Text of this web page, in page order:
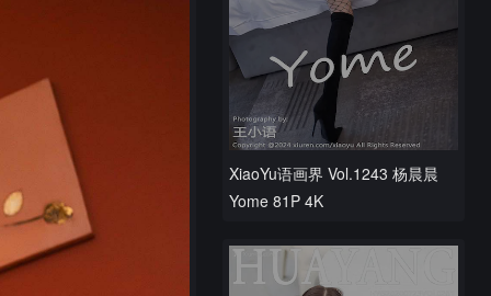
XiaoYu语画界 Vol.1243 杨晨晨
Yome 81P 4K